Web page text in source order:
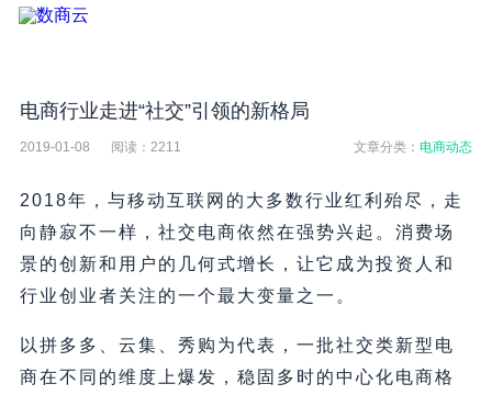
电商行业走进“社交”引领的新格局
2019-01-08 阅读： 2211 文章分类：电商动态
2018年，与移动互联网的大多数行业红利殆尽，走
向静寂不一样，社交电商依然在强势兴起。消费场
景的创新和用户的几何式增长，让它成为投资人和
行业创业者关注的一个最大变量之一。
以拼多多、云集、秀购为代表，一批社交类新型电
商在不同的维度上爆发，稳固多时的中心化电商格